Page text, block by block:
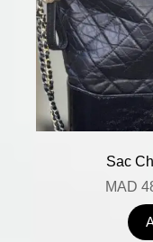
Sac
MAD